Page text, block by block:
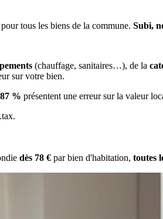
tous les biens de la commune. Subi,
(chauffage, sanitaires…), de la
sur votre bien.
87 % présentent une erreur sur la valeur
dès 78 € par bien d'habitation, toutes